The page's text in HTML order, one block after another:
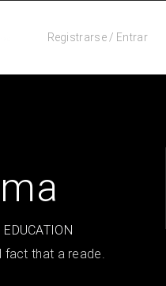
Registrarse / Entrar
that a reade.